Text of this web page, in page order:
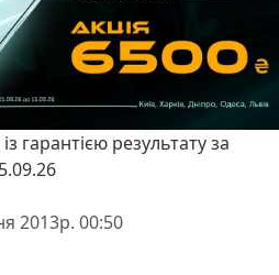
гарантією результату за
2013р. 00:50